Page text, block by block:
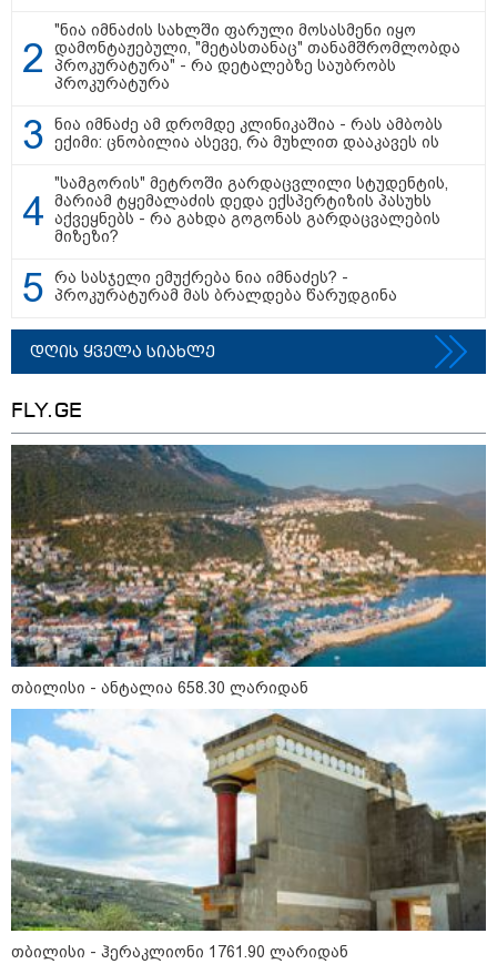
კიდევ დაგარტყამ" - ვრცელდება
ფიზიკური და სიტყვიერი
დაპირისპირების კადრები
"ბოლო წამებზე ნამდვილად ისმის
განწირული ხმა: “კახა, არ
მიმატოვო, გეხვეწები” - რა წერს
და რა ვიდეოს აქვეყნებს
ადვოკატი, ტარიელ კაკაბაძე?
ვრცელდება მკვლელობის
მომენტში გადაღებული უმძიმესი
ვიდეო: კადრებში ჩანს, როგორ
ესროლეს ცნობილ "ტიკტოკერს"
ლაივის დროს - რას ამბობს
მომხდარზე მექსიკის პოლიცია
სამართალი
11:40 / 07-08-2026
"დაკავებულია 3 პირი, რომლებიც
სისტემატურად ამზადებდნენ ცნობილი
"ნია იმნაძის სახლში ფარული მოსასმენი იყო
დამონტაჟებული, "მეტასთანაც" თანამშრომლობდა
პროკურატურა" - რა დეტალებზე საუბრობს
პროკურატურა
ნია იმნაძე ამ დრომდე კლინიკაშია - რას ამბობს
ექიმი: ცნობილია ასევე, რა მუხლით დააკავეს ის
"სამგორის" მეტროში გარდაცვლილი სტუდენტის,
მარიამ ტყემალაძის დედა ექსპერტიზის პასუხს
აქვეყნებს - რა გახდა გოგონას გარდაცვალების
მიზეზი?
რა სასჯელი ემუქრება ნია იმნაძეს? -
პროკურატურამ მას ბრალდება წარუდგინა
დღის ყველა სიახლე
FLY.GE
თბილისი - ანტალია 658.30 ლარიდან
თბილისი - ჰერაკლიონი 1761.90 ლარიდან